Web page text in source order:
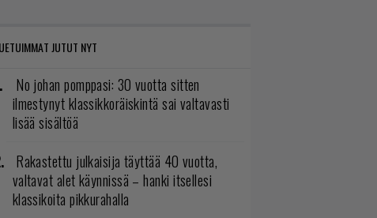
JUTUT NYT
No johan pomppasi: 30 vuotta sitten
ilmestynyt klassikkoräiskintä sai valtavasti
lisää sisältöä
Rakastettu julkaisija täyttää 40 vuotta,
valtavat alet käynnissä – hanki itsellesi
klassikoita pikkurahalla